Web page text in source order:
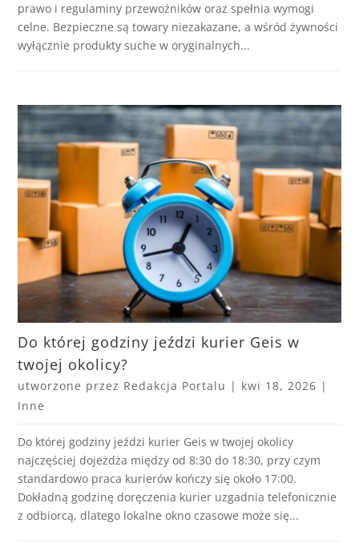
prawo i regulaminy przewoźników oraz spełnia wymogi
celne. Bezpieczne są towary niezakazane, a wśród żywności
wyłącznie produkty suche w oryginalnych...
Do której godziny jeździ kurier Geis w
twojej okolicy?
utworzone przez Redakcja Portalu | kwi 18, 2026 |
Inne
Do której godziny jeździ kurier Geis w twojej okolicy
najczęściej dojeżdża między od 8:30 do 18:30, przy czym
standardowo praca kurierów kończy się około 17:00.
Dokładną godzinę doręczenia kurier uzgadnia telefonicznie
z odbiorcą, dlatego lokalne okno czasowe może się...